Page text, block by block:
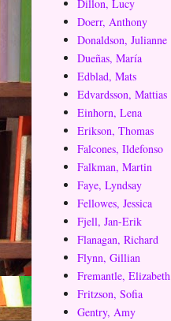
Dillon, Lucy
Doerr, Anthony
Donaldson, Julianne
Dueñas, María
Edblad, Mats
Edvardsson, Mattias
Einhorn, Lena
Erikson, Thomas
Falcones, Ildefonso
Falkman, Martin
Faye, Lyndsay
Fellowes, Jessica
Fjell, Jan-Erik
Flanagan, Richard
Flynn, Gillian
Fremantle, Elizabeth
Fritzson, Sofia
Gentry, Amy